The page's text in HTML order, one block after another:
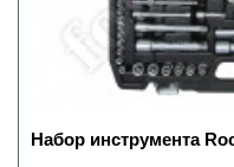
Набор инструмента